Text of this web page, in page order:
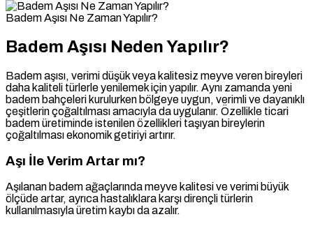
Badem Aşısı Ne Zaman Yapılır?
Badem Aşısı Neden Yapılır?
Badem aşısı, verimi düşük veya kalitesiz meyve veren bireyleri
daha kaliteli türlerle yenilemek için yapılır. Aynı zamanda yeni
badem bahçeleri kurulurken bölgeye uygun, verimli ve dayanıklı
çeşitlerin çoğaltılması amacıyla da uygulanır. Özellikle ticari
badem üretiminde istenilen özellikleri taşıyan bireylerin
çoğaltılması ekonomik getiriyi artırır.
Aşı İle Verim Artar mı?
Aşılanan badem ağaçlarında meyve kalitesi ve verimi büyük
ölçüde artar, ayrıca hastalıklara karşı dirençli türlerin
kullanılmasıyla üretim kaybı da azalır.